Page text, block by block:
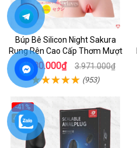
Búp Bê Silicon Night Sakura
Rung Rên Cao Cấp Thơm Mượt
2.780.000₫ 3.971.000₫
(953)
-41%
Hot
4.7